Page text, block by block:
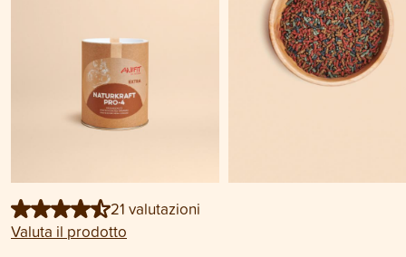
21 valutazioni
Valuta il prodotto